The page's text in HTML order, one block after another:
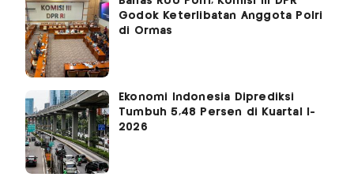
Godok Keterlibatan Anggota Polri
di Ormas
Ekonomi Indonesia Diprediksi
Tumbuh 5,48 Persen di Kuartal I-
2026